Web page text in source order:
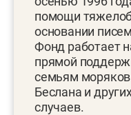
помощи
основании
Фонд работает
прямой
семьям
Беслана и
случаев.